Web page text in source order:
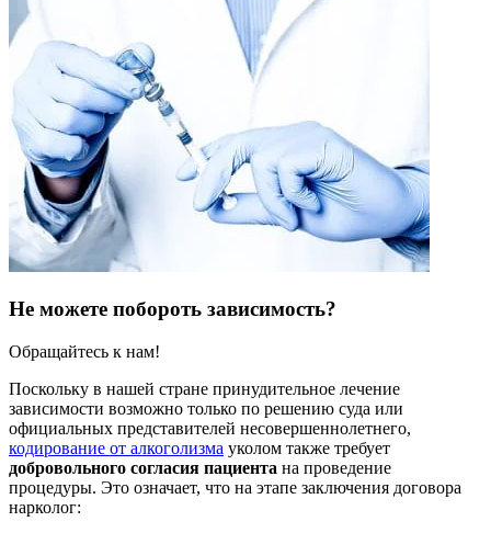
Не можете побороть зависимость?
Обращайтесь к нам!
Поскольку в нашей стране принудительное лечение
зависимости возможно только по решению суда или
официальных представителей несовершеннолетнего,
кодирование от алкоголизма уколом также требует
добровольного согласия пациента на проведение
процедуры. Это означает, что на этапе заключения договора
нарколог: